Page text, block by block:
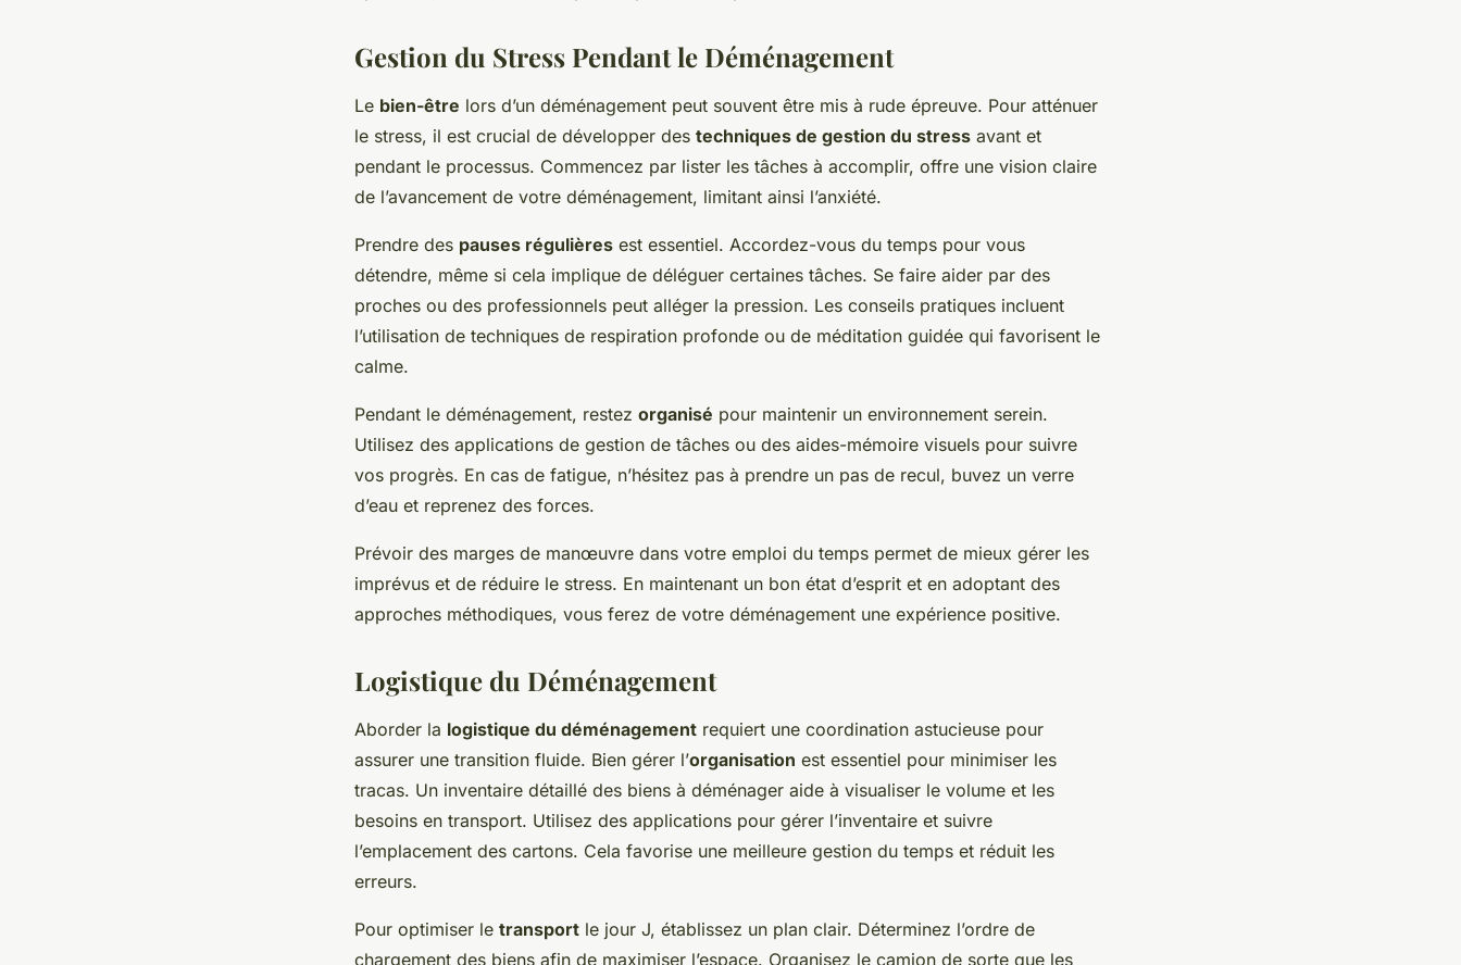
Gestion du Stress Pendant le Déménagement
Le bien-être lors d’un déménagement peut souvent être mis à rude épreuve. Pour atténuer
le stress, il est crucial de développer des techniques de gestion du stress avant et
pendant le processus. Commencez par lister les tâches à accomplir, offre une vision claire
de l’avancement de votre déménagement, limitant ainsi l’anxiété.
Prendre des pauses régulières est essentiel. Accordez-vous du temps pour vous
détendre, même si cela implique de déléguer certaines tâches. Se faire aider par des
proches ou des professionnels peut alléger la pression. Les conseils pratiques incluent
l’utilisation de techniques de respiration profonde ou de méditation guidée qui favorisent le
calme.
Pendant le déménagement, restez organisé pour maintenir un environnement serein.
Utilisez des applications de gestion de tâches ou des aides-mémoire visuels pour suivre
vos progrès. En cas de fatigue, n’hésitez pas à prendre un pas de recul, buvez un verre
d’eau et reprenez des forces.
Prévoir des marges de manœuvre dans votre emploi du temps permet de mieux gérer les
imprévus et de réduire le stress. En maintenant un bon état d’esprit et en adoptant des
approches méthodiques, vous ferez de votre déménagement une expérience positive.
Logistique du Déménagement
Aborder la logistique du déménagement requiert une coordination astucieuse pour
assurer une transition fluide. Bien gérer l’organisation est essentiel pour minimiser les
tracas. Un inventaire détaillé des biens à déménager aide à visualiser le volume et les
besoins en transport. Utilisez des applications pour gérer l’inventaire et suivre
l’emplacement des cartons. Cela favorise une meilleure gestion du temps et réduit les
erreurs.
Pour optimiser le transport le jour J, établissez un plan clair. Déterminez l’ordre de
chargement des biens afin de maximiser l’espace. Organisez le camion de sorte que les